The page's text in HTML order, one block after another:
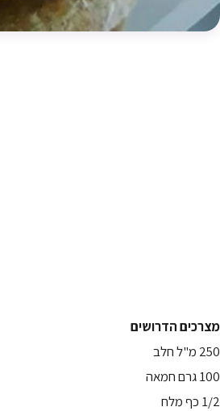
מצרכים הדרושים
250 מ"ל חלב
100 גרם חמאה
1/2 כף מלח